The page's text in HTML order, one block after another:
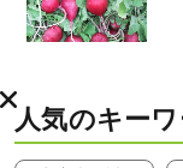
人気のキー